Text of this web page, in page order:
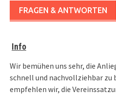
FRAGEN & ANTWORTEN
Info
Wir bemühen uns sehr, die
schnell und nachvollziehbar
empfehlen wir, die